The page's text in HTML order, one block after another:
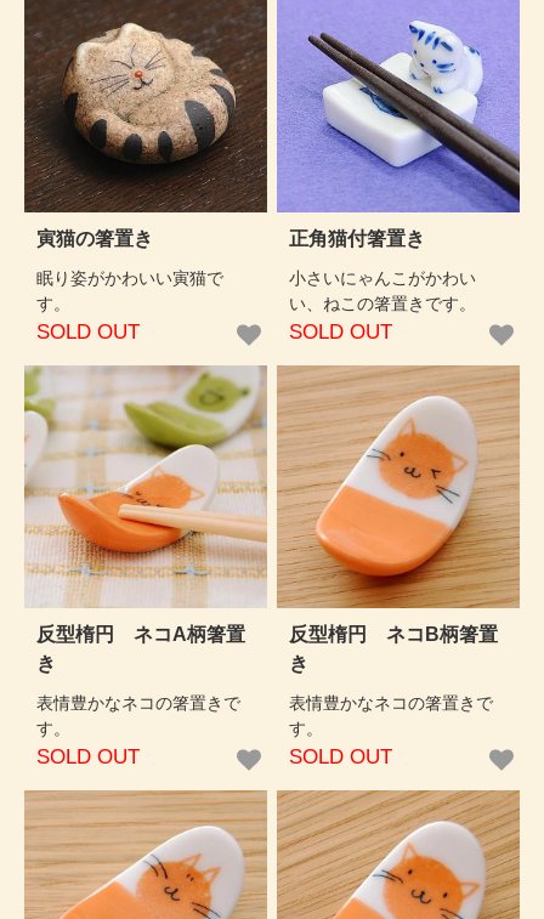
寅猫の箸置き
眠り姿がかわいい寅猫で
す。
SOLD OUT
正角猫付箸置き
小さいにゃんこがかわい
い、ねこの箸置きです。
SOLD OUT
反型楕円 ネコA柄箸置
き
表情豊かなネコの箸置きで
す。
SOLD OUT
反型楕円 ネコB柄箸置
き
表情豊かなネコの箸置きで
す。
SOLD OUT